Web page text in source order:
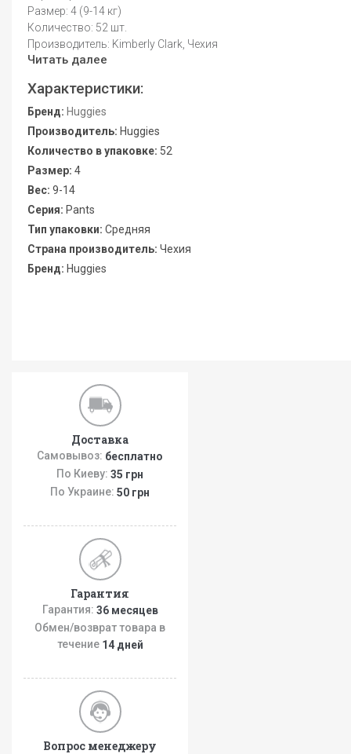
Размер: 4 (9-14 кг)
Количество: 52 шт.
Производитель: Kimberly Clark, Чехия
Читать далее
Характеристики:
Бренд: Huggies
Производитель: Huggies
Количество в упаковке: 52
Размер: 4
Вес: 9-14
Серия: Pants
Тип упаковки: Средняя
Страна производитель: Чехия
Бренд: Huggies
Доставка
Самовывоз: бесплатно
По Киеву: 35 грн
По Украине: 50 грн
Гарантия
Гарантия: 36 месяцев
Обмен/возврат товара в
течение 14 дней
Вопрос менеджеру